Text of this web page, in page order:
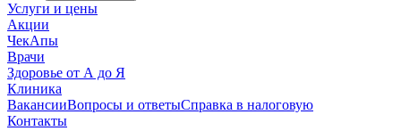
Услуги и цены
Акции
ЧекАпы
Врачи
Здоровье от А до Я
Клиника
ВакансииВопросы и ответыСправка в налоговую
Контакты